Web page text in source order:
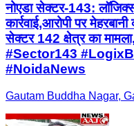
नोएडा सेक्टर-143:
कार्रवाई,आरोपी पर
सेक्टर 142 क्षेत्र का
#Sector143
#NoidaNews
Gautam Buddha Nagar,